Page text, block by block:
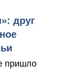
друг
пришло